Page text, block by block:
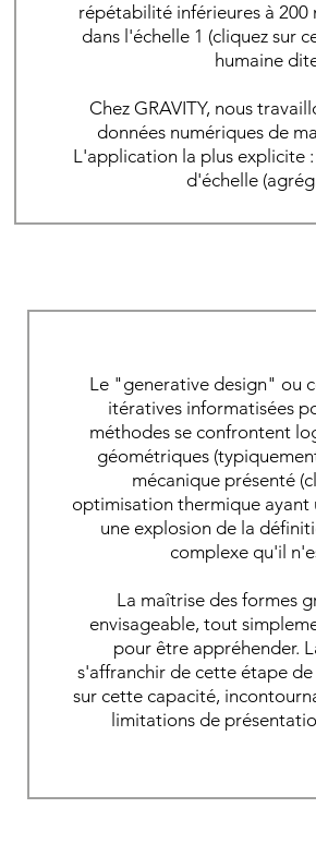
répétabilité des formes
enfermés dans
capacité à fabriquer à partir
complexité d'échelle
répétabilité inférieures à 200
dans l'échelle 1 (cliquez sur
humaine
Chez GRAVITY, nous
données numériques de
L'application la plus explicite
d'échelle
Le "generative design" ou
itératives informatisées
méthodes se confrontent
géométriques
mécanique présenté
optimisation thermique
une explosion de la
complexe qu'il
La maîtrise des formes
envisageable, tout
pour être appréhender.
s'affranchir de cette étape
sur cette capacité,
limitations de